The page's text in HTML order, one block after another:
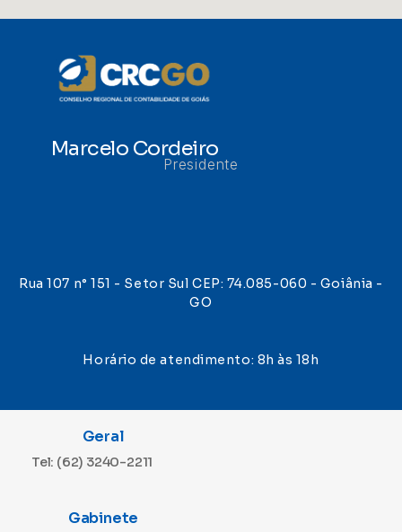
Marcelo Cordeiro
Presidente
Rua 107 n° 151 - Setor Sul CEP: 74.085-060 - Goiânia -
GO
Horário de atendimento: 8h às 18h
Geral
Tel: (62) 3240-2211
Gabinete